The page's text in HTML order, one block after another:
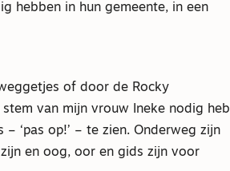
hebben in hun gemeente, in een
of door de Rocky
van mijn vrouw Ineke nodig heb
‘pas op!’ – te zien. Onderweg zijn
en oog, oor en gids zijn voor